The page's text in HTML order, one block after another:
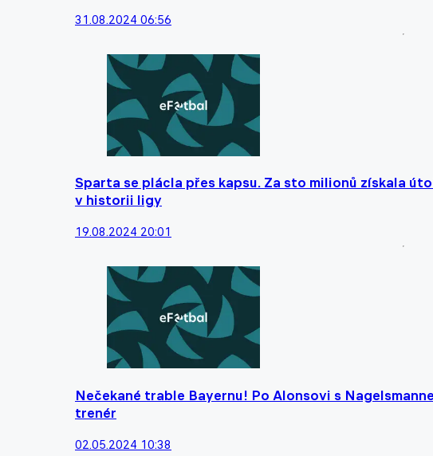
31.08.2024 06:56
Sparta se plácla přes kapsu. Za sto milionů získala
v historii ligy
19.08.2024 20:01
Nečekané trable Bayernu! Po Alonsovi s
trenér
02.05.2024 10:38